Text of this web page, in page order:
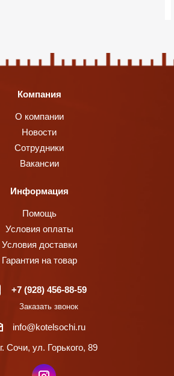
Компания
О компании
Новости
Сотрудники
Вакансии
Информация
Помощь
Условия оплаты
Условия доставки
Гарантия на товар
+7 (928) 456-88-59
Заказать звонок
info@kotelsochi.ru
г. Сочи, ул. Горького, 89